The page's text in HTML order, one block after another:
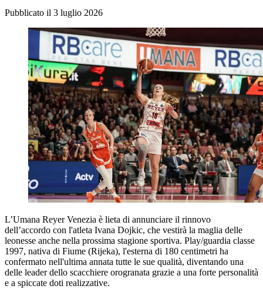
Pubblicato il 3 luglio 2026
L’Umana Reyer Venezia è lieta di annunciare il rinnovo
dell’accordo con l'atleta Ivana Dojkic, che vestirà la maglia delle
leonesse anche nella prossima stagione sportiva. Play/guardia classe
1997, nativa di Fiume (Rijeka), l'esterna di 180 centimetri ha
confermato nell'ultima annata tutte le sue qualità, diventando una
delle leader dello scacchiere orogranata grazie a una forte personalità
e a spiccate doti realizzative.